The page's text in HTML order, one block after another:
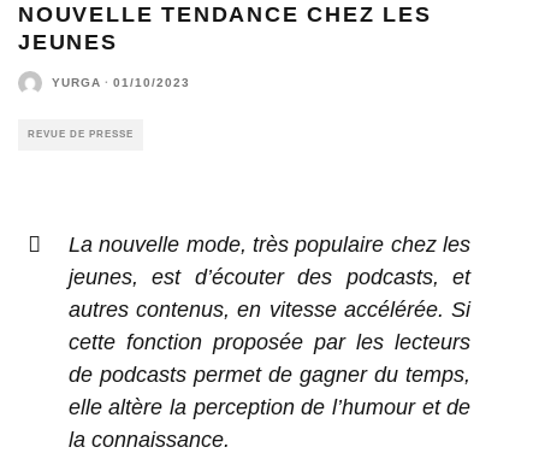
NOUVELLE TENDANCE CHEZ LES
JEUNES
YURGA · 01/10/2023
REVUE DE PRESSE
La nouvelle mode, très populaire chez les
jeunes, est d’écouter des podcasts, et
autres contenus, en vitesse accélérée. Si
cette fonction proposée par les lecteurs
de podcasts permet de gagner du temps,
elle altère la perception de l’humour et de
la connaissance.